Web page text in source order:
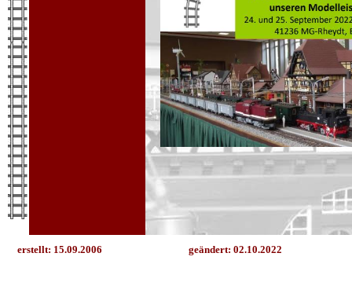
erstellt: 15.09.2006 geändert: 02.10.2022